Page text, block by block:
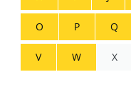
O P Q
V W X